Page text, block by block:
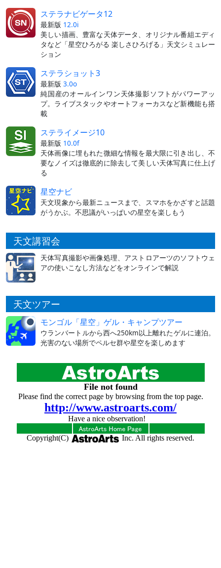
ステラナビゲータ12
最新版 12.0i
美しい描画、豊富な天体データ、オリジナル番組エディ
タなど「星空ひろがる 楽しさひろげる」天文シミュレー
ション
ステラショット3
最新版 3.0o
純国産のオールインワン天体撮影ソフトがパワーアッ
プ。ライブスタックやオートフォーカスなど新機能も搭
載
ステライメージ10
最新版 10.0f
天体画像に埋もれた微細な情報を最大限に引き出し、不
要なノイズは徹底的に除去して美しい天体写真に仕上げ
る
星空ナビ
天文現象から最新ニュースまで、スマホをかざすと話題
がうかぶ。不思議がいっぱいの星空を楽しもう
天文講習会
天体写真撮影や画像処理、アストロアーツのソフトウェ
アの使いこなし方法などをオンラインで解説
天文ツアー
モンゴル「星空」ゲル・キャンプツアー
ウランバートルから西へ250km以上離れたゲルに連泊。
光害のない場所でペルセ群や星空を楽しめます